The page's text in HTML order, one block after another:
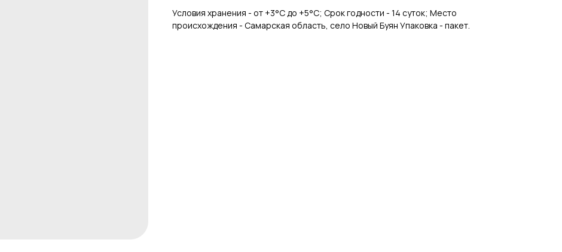
Условия хранения - от +3°C до +5°C; Срок годности - 14 суток; Место
происхождения - Самарская область, село Новый Буян Упаковка - пакет.